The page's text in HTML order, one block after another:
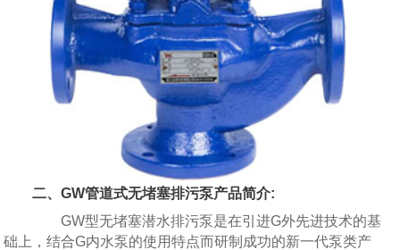
二、GW管道式无堵塞排污泵产品简介:
GW型无堵塞潜水排污泵是在引进G外先进技术的基
础上，结合G内水泵的使用特点而研制成功的新一代泵类产